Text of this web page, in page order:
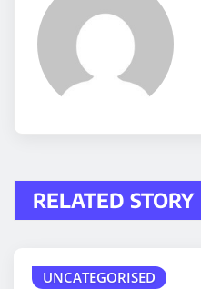
RELATED STORY
UNCATEGORISED